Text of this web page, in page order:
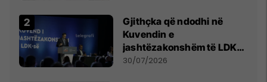
Gjithçka që ndodhi në
Kuvendin e
jashtëzakonshëm të LDK-
së
30/07/2026